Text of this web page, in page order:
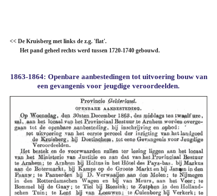
<< De Kruisberg met links de z.g. 'flat'.
Het pand geheel rechts werd tussen 1720-1740 gebouwd.
1863-1864: Openbare aanbestedingen tot uitvoering bouw van
een gevangenis voor jeugdige veroordeelden.